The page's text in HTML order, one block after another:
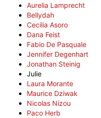
Aurelia Lamprecht
Bellydah
Cecilia Asoro
Dana Feist
Fabio De Pasquale
Jennifer Degenhart
Jonathan Steinig
Julie
Laura Morante
Maurice Dziwak
Nicolas Nizou
Paco Herb